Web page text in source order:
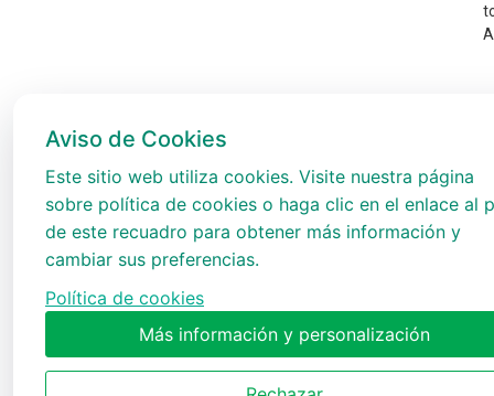
Aviso de Cookies
Este sitio web utiliza cookies. Visite nuestra página
sobre política de cookies o haga clic en el enlace al
de este recuadro para obtener más información y
cambiar sus preferencias.
Política de cookies
Más información y personalización